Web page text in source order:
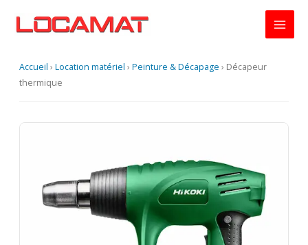
Accueil › Location matériel › Peinture & Décapage › Décapeur
thermique